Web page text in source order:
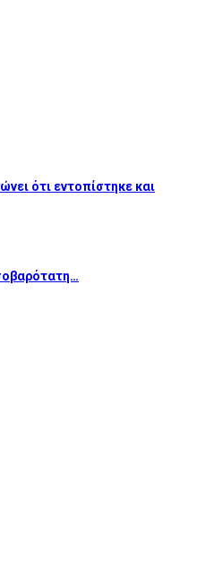
ότι εντοπίστηκε και